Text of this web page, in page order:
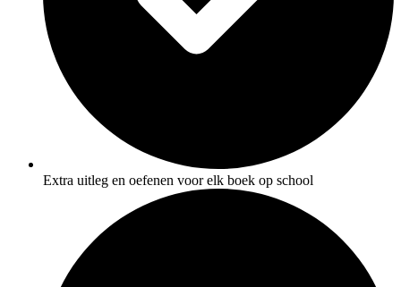
Extra uitleg en oefenen voor elk boek op school